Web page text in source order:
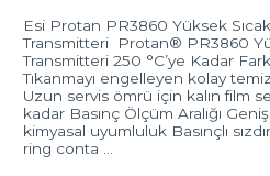
Esi Protan PR3860 Yüksek
Transmitteri Protan® PR3860
Transmitteri 250 °C’ye Kadar Fark
Tıkanmayı engelleyen kolay
Uzun servis ömrü için kalın film
kadar Basınç Ölçüm Aralığı
kimyasal uyumluluk Basınçlı
ring conta …